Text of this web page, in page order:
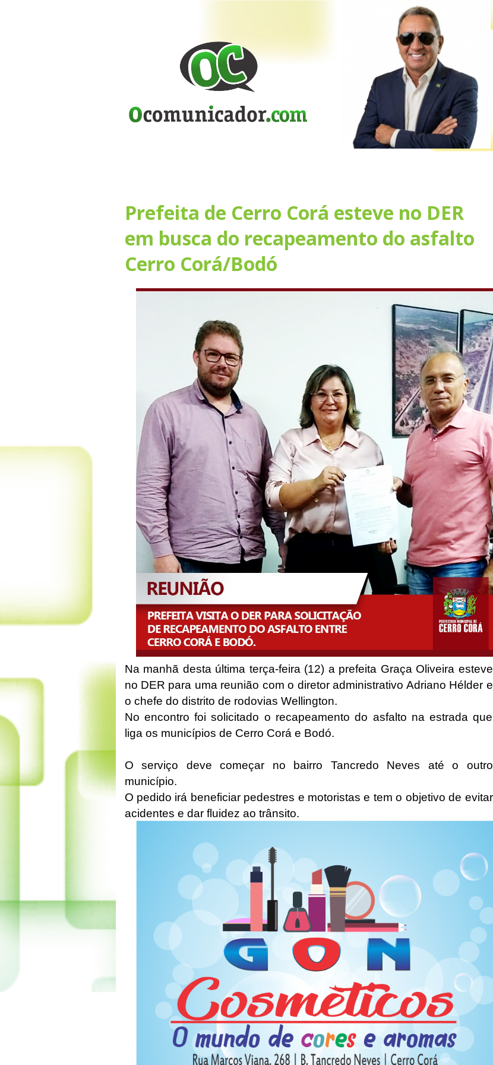
Prefeita de Cerro Corá esteve no DER
em busca do recapeamento do asfalto
Cerro Corá/Bodó
Na manhã desta última terça-feira (12) a prefeita Graça Oliveira esteve
no DER para uma reunião com o diretor administrativo Adriano Hélder e
o chefe do distrito de rodovias Wellington.
No encontro foi solicitado o recapeamento do asfalto na estrada que
liga os municípios de Cerro Corá e Bodó.
O serviço deve começar no bairro Tancredo Neves até o outro
município.
O pedido irá beneficiar pedestres e motoristas e tem o objetivo de evitar
acidentes e dar fluidez ao trânsito.